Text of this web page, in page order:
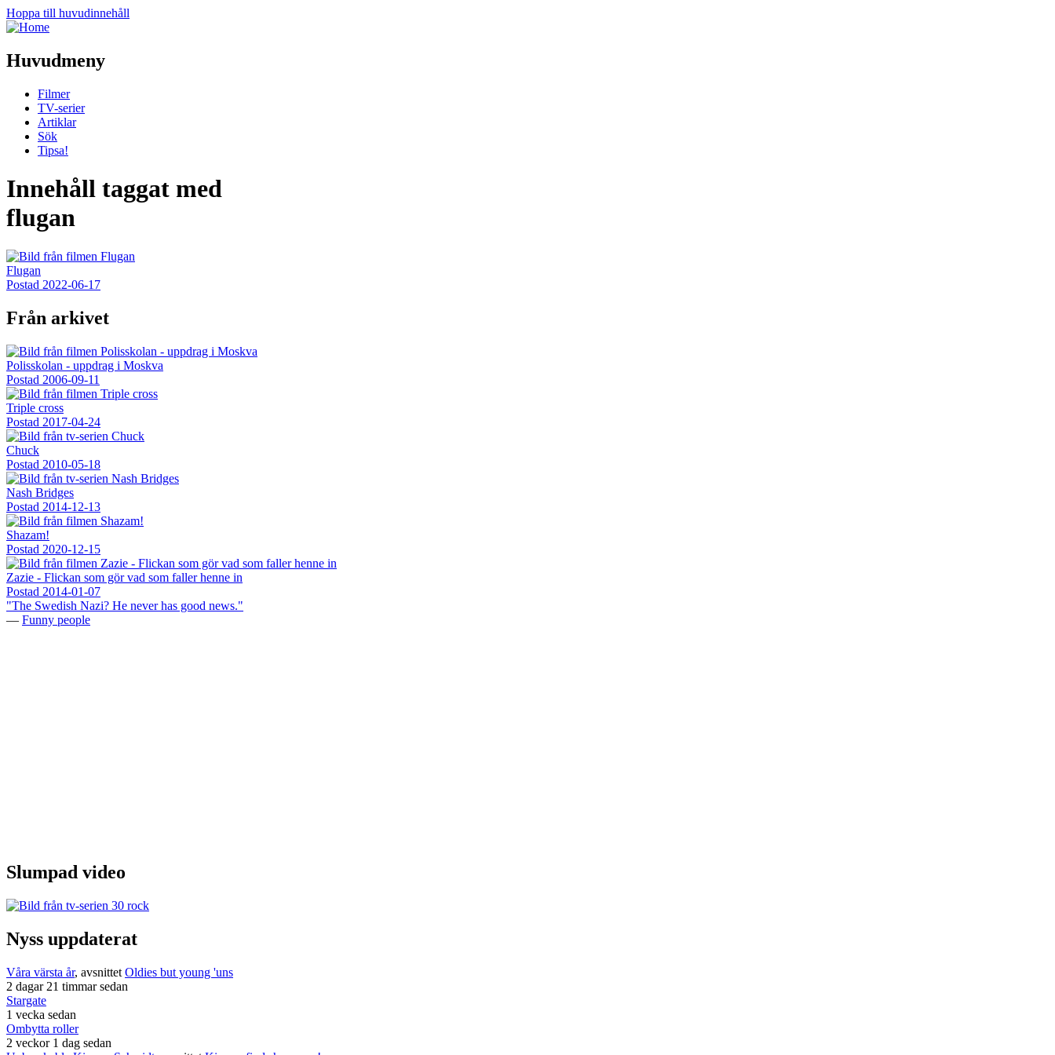
Hoppa till huvudinnehåll
Huvudmeny
Filmer
TV-serier
Artiklar
Sök
Tipsa!
Innehåll taggat med
flugan
Flugan
Postad 2022-06-17
Från arkivet
Polisskolan - uppdrag i Moskva
Postad 2006-09-11
Triple cross
Postad 2017-04-24
Chuck
Postad 2010-05-18
Nash Bridges
Postad 2014-12-13
Shazam!
Postad 2020-12-15
Zazie - Flickan som gör vad som faller henne in
Postad 2014-01-07
"The Swedish Nazi? He never has good news."
— Funny people
Slumpad video
Nyss uppdaterat
Våra värsta år, avsnittet Oldies but young 'uns
2 dagar 21 timmar sedan
Stargate
1 vecka sedan
Ombytta roller
2 veckor 1 dag sedan